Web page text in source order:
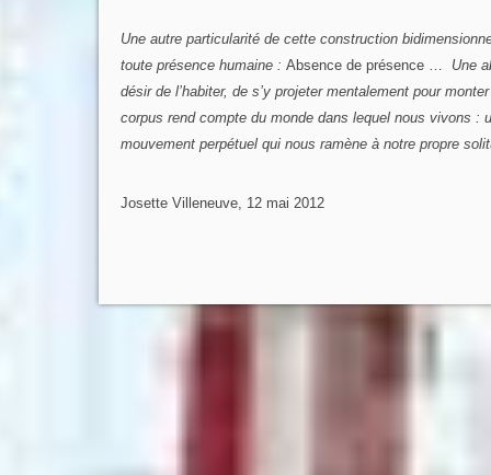
Une autre particularité de cette construction
toute présence humaine : Absence de présence …
Une
désir de l’habiter, de s’y projeter mentalement pour
corpus rend compte du monde dans lequel nous vivons
mouvement perpétuel qui nous ramène à notre propre
Josette Villeneuve, 12 mai 2012